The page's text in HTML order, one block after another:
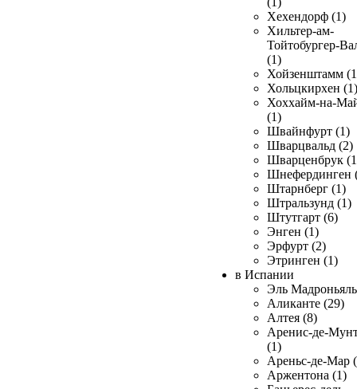
Хехендорф (1)
Хильтер-ам-
Тойтобургер-
(1)
Хойзенштамм
Хольцкирхен (1)
Хоххайм-на-
(1)
Швайнфурт (1)
Шварцвальд (2)
Шварценбрук
Шнефердинген
Штарнберг (1)
Штральзунд (1)
Штутгарт (6)
Энген (1)
Эрфурт (2)
Этринген (1)
в Испании
Эль
Аликанте (29)
Алтея (8)
Аренис-де-
(1)
Ареньс-де-Мар
Аржентона (1)